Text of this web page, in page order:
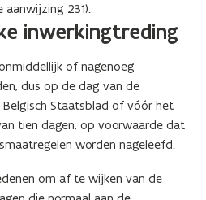
aanwijzing 231).
inwerkingtreding
of nagenoeg
dus op de dag van de
Staatsblad of vóór het
tien dagen, op voorwaarde dat
worden nageleefd.
om af te wijken van de